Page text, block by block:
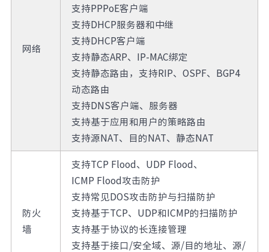
网络
支持PPPoE客户端
支持DHCP服务器和中继
支持DHCP客户端
支持静态ARP、IP-MAC绑定
支持静态路由，支持RIP、OSPF、BGP4
动态路由
支持DNS客户端、服务器
支持基于应用和用户的策略路由
支持源NAT、目的NAT、静态NAT
防火
墙
支持TCP Flood、UDP Flood、
ICMP Flood攻击防护
支持常见DOS攻击防护与扫描防护
支持基于TCP、UDP和ICMP的扫描防护
支持基于协议的长连接管理
支持基于接口/安全域、源/目的地址、源/